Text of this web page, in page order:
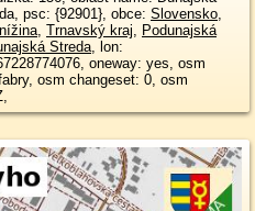
psc: {92901}, obce: Slovensko,
, Trnavský kraj, Podunajská
Streda, lon:
oneway: yes, osm
osm changeset: 0, osm